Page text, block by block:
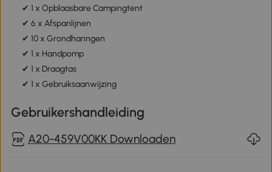
✔ 1 x Opblaasbare Campingtent
✔ 6 x Afspanlijnen
✔ 10 x Grondharingen
✔ 1 x Handpomp
✔ 1 x Draagtas
✔ 1 x Gebruiksaanwijzing
Gebruikershandleiding
A20-459V00KK Downloaden